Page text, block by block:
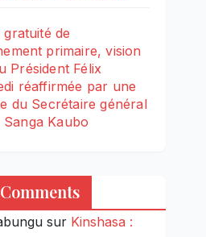
gratuité de
primaire, vision
Président Félix
réaffirmée par une
du Secrétaire général
Kaubo
sur Kinshasa :